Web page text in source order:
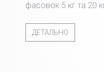
фасовок 5 кг та 20
ДЕТАЛЬНО